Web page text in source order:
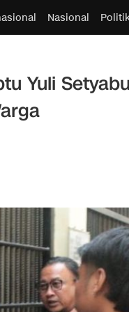
Nasional
Yuli